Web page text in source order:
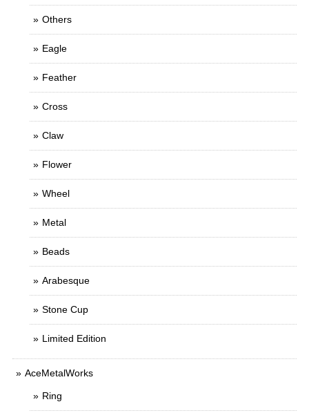
Others
Eagle
Feather
Cross
Claw
Flower
Wheel
Metal
Beads
Arabesque
Stone Cup
Limited Edition
AceMetalWorks
Ring